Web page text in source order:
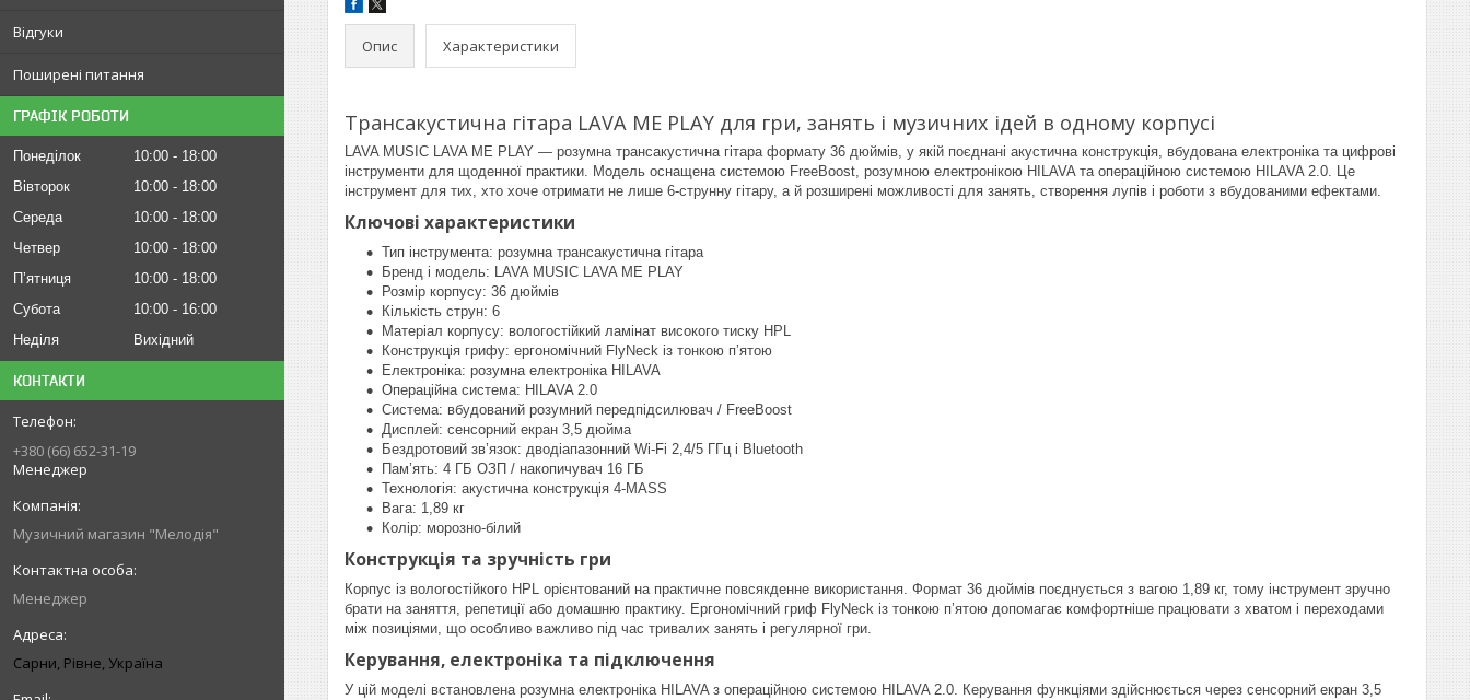
Відгуки
Поширені питання
ГРАФІК РОБОТИ
Понеділок 10:00
18:00
Вівторок
10:00
18:00
Середа
10:00
18:00
Четвер
10:00
18:00
Пʼятниця
10:00
18:00
Субота
10:00
16:00
Неділя
Вихідний
КОНТАКТИ
+380 (66) 652-31-19
Менеджер
Музичний магазин "Мелодія"
Менеджер
Сарни, Рівне, Україна
Опис Характеристики
Трансакустична гітара LAVA ME PLAY для гри, занять і музичних ідей в одному корпусі
LAVA MUSIC LAVA ME PLAY — розумна трансакустична гітара формату 36 дюймів, у якій поєднані акустична конструкція, вбудована електроніка та цифрові
інструменти для щоденної практики. Модель оснащена системою FreeBoost, розумною електронікою HILAVA та операційною системою HILAVA 2.0. Це
інструмент для тих, хто хоче отримати не лише 6-струнну гітару, а й розширені можливості для занять, створення лупів і роботи з вбудованими ефектами.
Ключові характеристики
Тип інструмента: розумна трансакустична гітара
Бренд і модель: LAVA MUSIC LAVA ME PLAY
Розмір корпусу: 36 дюймів
Кількість струн: 6
Матеріал корпусу: вологостійкий ламінат високого тиску HPL
Конструкція грифу: ергономічний FlyNeck із тонкою п’ятою
Електроніка: розумна електроніка HILAVA
Операційна система: HILAVA 2.0
Система: вбудований розумний передпідсилювач / FreeBoost
Дисплей: сенсорний екран 3,5 дюйма
Бездротовий зв’язок: дводіапазонний Wi‑Fi 2,4/5 ГГц і Bluetooth
Пам’ять: 4 ГБ ОЗП / накопичувач 16 ГБ
Технологія: акустична конструкція 4-MASS
Вага: 1,89 кг
Колір: морозно-білий
Конструкція та зручність гри
Корпус із вологостійкого HPL орієнтований на практичне повсякденне використання. Формат 36 дюймів поєднується з вагою 1,89 кг, тому інструмент зручно
брати на заняття, репетиції або домашню практику. Ергономічний гриф FlyNeck із тонкою п’ятою допомагає комфортніше працювати з хватом і переходами
між позиціями, що особливо важливо під час тривалих занять і регулярної гри.
Керування, електроніка та підключення
У цій моделі встановлена розумна електроніка HILAVA з операційною системою HILAVA 2.0. Керування функціями здійснюється через сенсорний екран 3,5